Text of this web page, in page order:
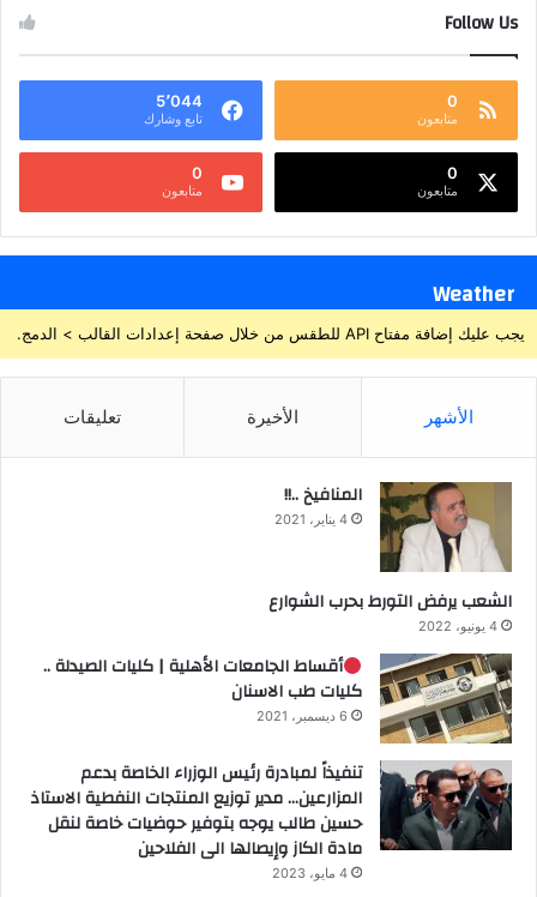
Follow Us
0
متابعون
5٬044
تابع وشارك
0
متابعون
0
متابعون
Weather
يجب عليك إضافة مفتاح API للطقس من خلال صفحة إعدادات القالب > الدمج.
الأشهر الأخيرة تعليقات
المنافيخ ..!!
4 يناير، 2021
الشعب يرفض التورط بحرب الشوارع
4 يونيو، 2022
أقساط الجامعات الأهلية | كليات الصيدلة ..
كليات طب الاسنان
6 ديسمبر، 2021
تنفيذاً لمبادرة رئيس الوزراء الخاصة بدعم
المزارعين… مدير توزيع المنتجات النفطية الاستاذ
حسين طالب يوجه بتوفير حوضيات خاصة لنقل
مادة الكاز وإيصالها الى الفلاحين
4 مايو، 2023